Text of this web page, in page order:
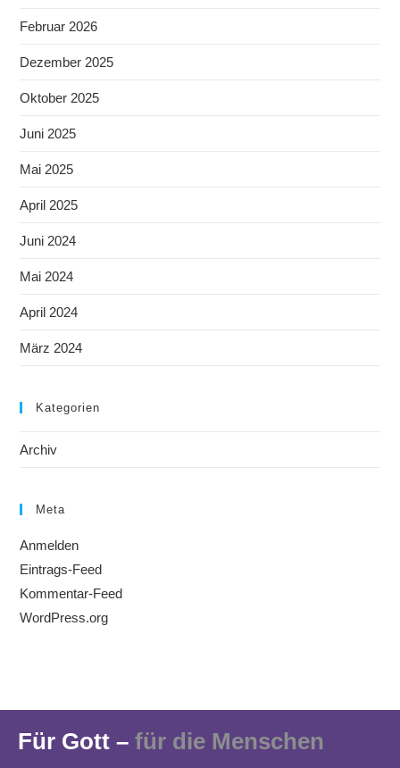
Februar 2026
Dezember 2025
Oktober 2025
Juni 2025
Mai 2025
April 2025
Juni 2024
Mai 2024
April 2024
März 2024
Kategorien
Archiv
Meta
Anmelden
Eintrags-Feed
Kommentar-Feed
WordPress.org
Für Gott – für die Menschen